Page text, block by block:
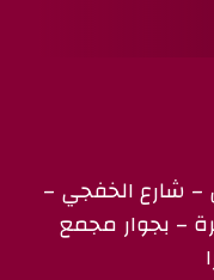
– شارع الخفجي –
اسميرة – بجوار مجمع